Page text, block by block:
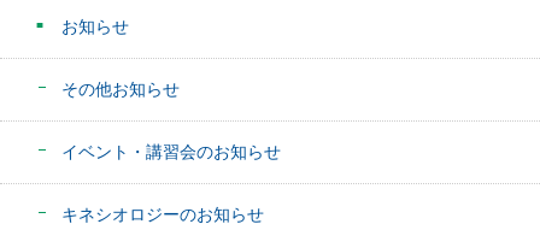
お知らせ
その他お知らせ
イベント・講習会のお知らせ
キネシオロジーのお知らせ